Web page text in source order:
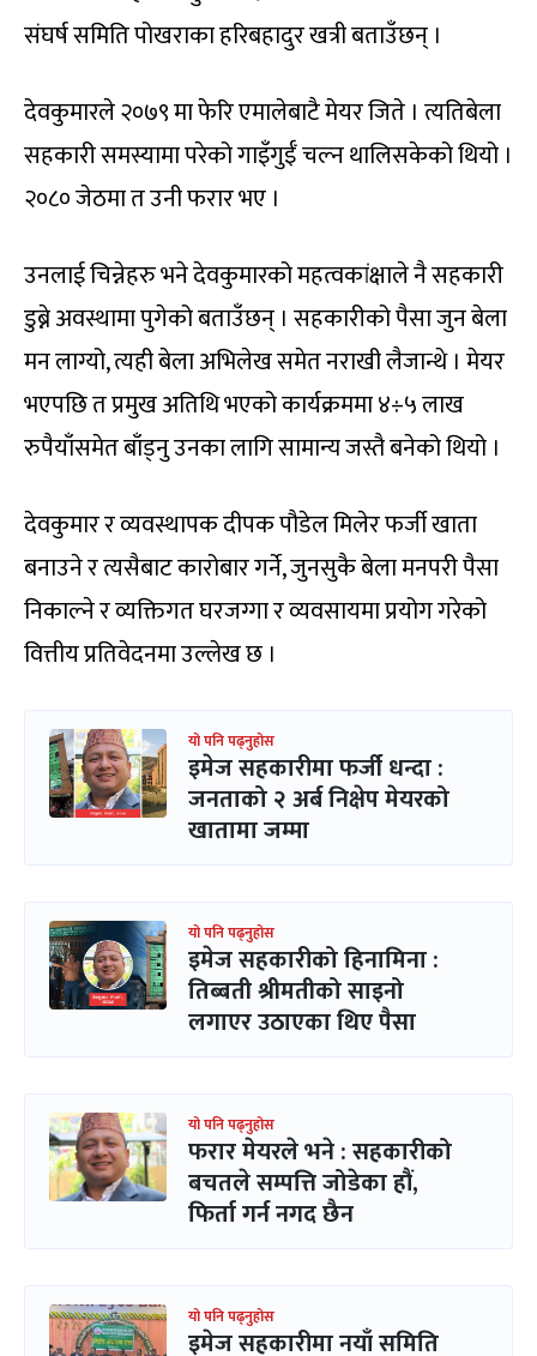
संघर्ष समिति पोखराका हरिबहादुर खत्री बताउँछन् ।
देवकुमारले २०७९ मा फेरि एमालेबाटै मेयर जिते । त्यतिबेला
सहकारी समस्यामा परेको गाइँगुईँ चल्न थालिसकेको थियो ।
२०८० जेठमा त उनी फरार भए ।
उनलाई चिन्नेहरु भने देवकुमारको महत्वकांक्षाले नै सहकारी
डुब्ने अवस्थामा पुगेको बताउँछन् । सहकारीको पैसा जुन बेला
मन लाग्यो, त्यही बेला अभिलेख समेत नराखी लैजान्थे । मेयर
भएपछि त प्रमुख अतिथि भएको कार्यक्रममा ४÷५ लाख
रुपैयाँसमेत बाँड्नु उनका लागि सामान्य जस्तै बनेको थियो ।
देवकुमार र व्यवस्थापक दीपक पौडेल मिलेर फर्जी खाता
बनाउने र त्यसैबाट कारोबार गर्ने, जुनसुकै बेला मनपरी पैसा
निकाल्ने र व्यक्तिगत घरजग्गा र व्यवसायमा प्रयोग गरेको
वित्तीय प्रतिवेदनमा उल्लेख छ ।
यो पनि पढ्नुहोस
इमेज सहकारीमा फर्जी धन्दा :
जनताको २ अर्ब निक्षेप मेयरको
खातामा जम्मा
यो पनि पढ्नुहोस
इमेज सहकारीको हिनामिना :
तिब्बती श्रीमतीको साइनो
लगाएर उठाएका थिए पैसा
यो पनि पढ्नुहोस
फरार मेयरले भने : सहकारीको
बचतले सम्पत्ति जोडेका हौं,
फिर्ता गर्न नगद छैन
यो पनि पढ्नुहोस
इमेज सहकारीमा नयाँ समिति